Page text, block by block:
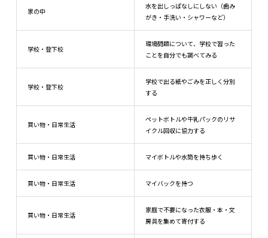
家の中
水を出しっぱなしにしない（歯み
がき・手洗い・シャワーなど）
学校・登下校
環境問題について、学校で習った
ことを自分でも調べてみる
学校・登下校
学校で出る紙やごみを正しく分別
する
買い物・日常生活
ペットボトルや牛乳パックのリサ
イクル回収に協力する
買い物・日常生活 マイボトルや水筒を持ち歩く
買い物・日常生活 マイバックを持つ
買い物・日常生活
家庭で不要になった衣服・本・文
房具を集めて寄付する